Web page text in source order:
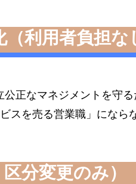
利用者負担な
公正なマネジメントを守
スを売る営業職」になら
分変更のみ）